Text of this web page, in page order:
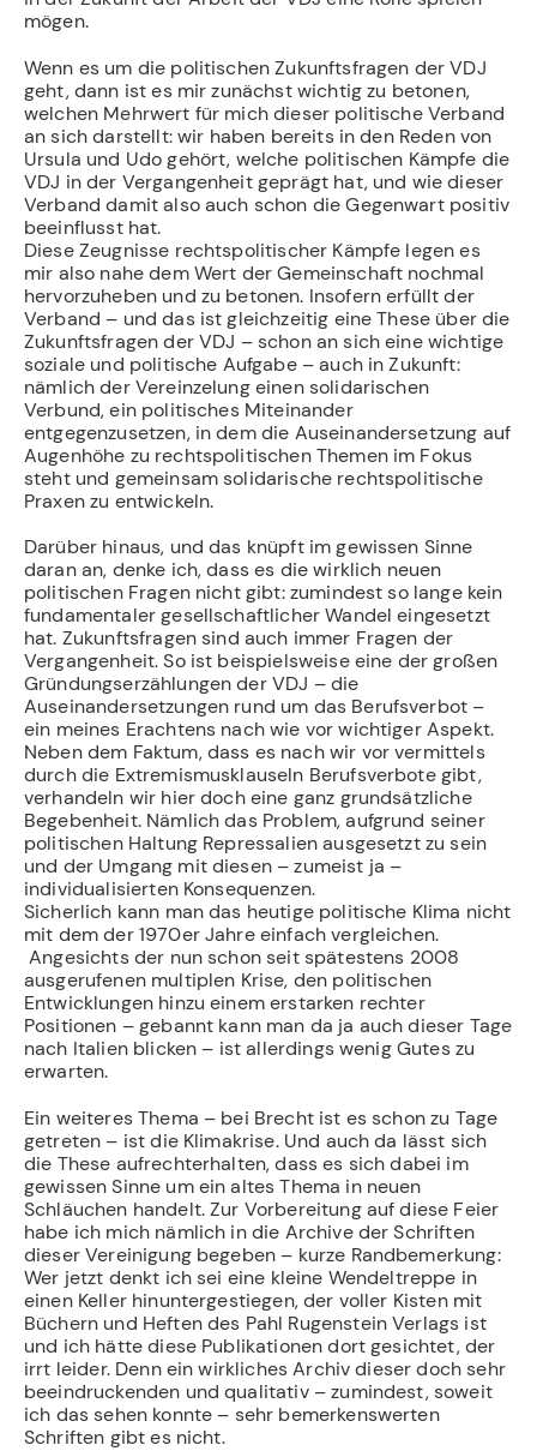
mögen.
Wenn es um die politischen Zukunftsfragen der VDJ
geht, dann ist es mir zunächst wichtig zu betonen,
welchen Mehrwert für mich dieser politische Verband
an sich darstellt: wir haben bereits in den Reden von
Ursula und Udo gehört, welche politischen Kämpfe die
VDJ in der Vergangenheit geprägt hat, und wie dieser
Verband damit also auch schon die Gegenwart positiv
beeinflusst hat.
Diese Zeugnisse rechtspolitischer Kämpfe legen es
mir also nahe dem Wert der Gemeinschaft nochmal
hervorzuheben und zu betonen. Insofern erfüllt der
Verband – und das ist gleichzeitig eine These über die
Zukunftsfragen der VDJ – schon an sich eine wichtige
soziale und politische Aufgabe – auch in Zukunft:
nämlich der Vereinzelung einen solidarischen
Verbund, ein politisches Miteinander
entgegenzusetzen, in dem die Auseinandersetzung auf
Augenhöhe zu rechtspolitischen Themen im Fokus
steht und gemeinsam solidarische rechtspolitische
Praxen zu entwickeln.
Darüber hinaus, und das knüpft im gewissen Sinne
daran an, denke ich, dass es die wirklich neuen
politischen Fragen nicht gibt: zumindest so lange kein
fundamentaler gesellschaftlicher Wandel eingesetzt
hat. Zukunftsfragen sind auch immer Fragen der
Vergangenheit. So ist beispielsweise eine der großen
Gründungserzählungen der VDJ – die
Auseinandersetzungen rund um das Berufsverbot –
ein meines Erachtens nach wie vor wichtiger Aspekt.
Neben dem Faktum, dass es nach wir vor vermittels
durch die Extremismusklauseln Berufsverbote gibt,
verhandeln wir hier doch eine ganz grundsätzliche
Begebenheit. Nämlich das Problem, aufgrund seiner
politischen Haltung Repressalien ausgesetzt zu sein
und der Umgang mit diesen – zumeist ja –
individualisierten Konsequenzen.
Sicherlich kann man das heutige politische Klima nicht
mit dem der 1970er Jahre einfach vergleichen.
Angesichts der nun schon seit spätestens 2008
ausgerufenen multiplen Krise, den politischen
Entwicklungen hinzu einem erstarken rechter
Positionen – gebannt kann man da ja auch dieser Tage
nach Italien blicken – ist allerdings wenig Gutes zu
erwarten.
Ein weiteres Thema – bei Brecht ist es schon zu Tage
getreten – ist die Klimakrise. Und auch da lässt sich
die These aufrechterhalten, dass es sich dabei im
gewissen Sinne um ein altes Thema in neuen
Schläuchen handelt. Zur Vorbereitung auf diese Feier
habe ich mich nämlich in die Archive der Schriften
dieser Vereinigung begeben – kurze Randbemerkung:
Wer jetzt denkt ich sei eine kleine Wendeltreppe in
einen Keller hinuntergestiegen, der voller Kisten mit
Büchern und Heften des Pahl Rugenstein Verlags ist
und ich hätte diese Publikationen dort gesichtet, der
irrt leider. Denn ein wirkliches Archiv dieser doch sehr
beeindruckenden und qualitativ – zumindest, soweit
ich das sehen konnte – sehr bemerkenswerten
Schriften gibt es nicht.